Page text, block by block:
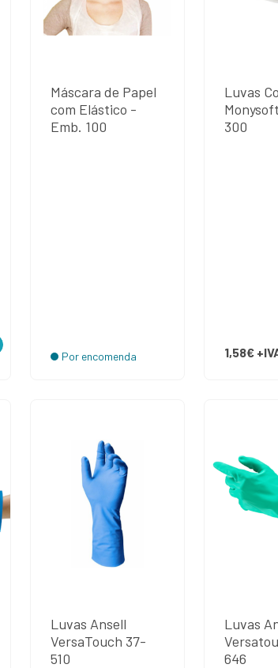
Máscara de Papel
com Elástico -
Emb. 100
Por encomenda
Luvas
300
1,58€
Luvas Ansell
VersaTouch 37-
510
Luvas
646